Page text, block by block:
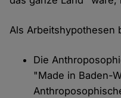
Als Arbeitshypothesen
Die
"Made in Baden-